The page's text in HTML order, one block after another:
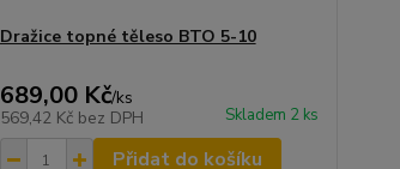
Dražice topné těleso BTO 5-10
689,00 Kč/ks
569,42 Kč bez DPH Skladem 2 ks
Přidat do košíku